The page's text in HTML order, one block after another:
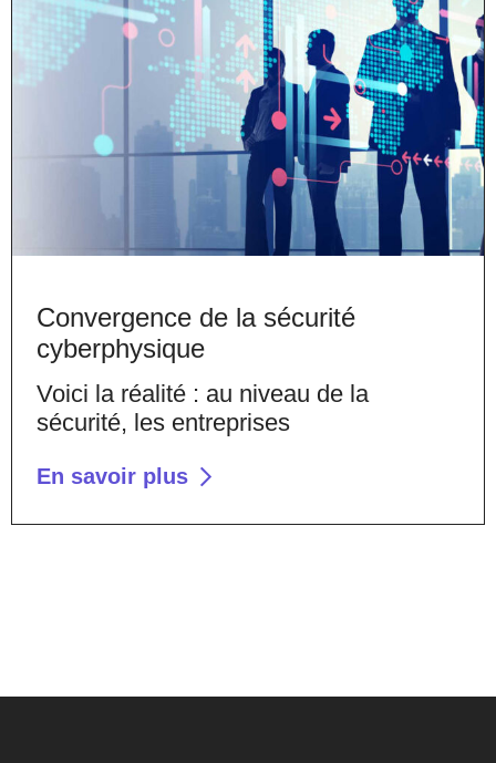
Convergence de la sécurité
cyberphysique
Voici la réalité : au niveau de la
sécurité, les entreprises
En savoir plus